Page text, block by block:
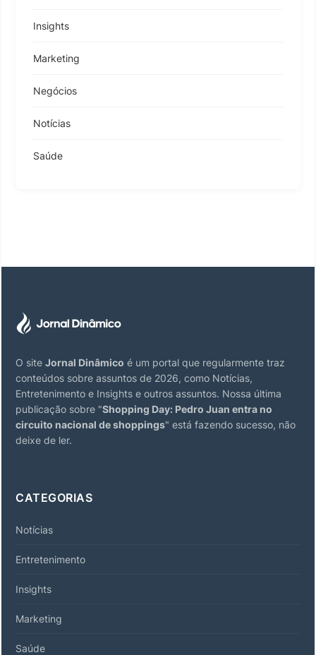
Insights
Marketing
Negócios
Notícias
Saúde
O site Jornal Dinâmico é um portal que regularmente traz
conteúdos sobre assuntos de 2026, como Notícias,
Entretenimento e Insights e outros assuntos. Nossa última
publicação sobre "Shopping Day: Pedro Juan entra no
circuito nacional de shoppings" está fazendo sucesso, não
deixe de ler.
CATEGORIAS
Notícias
Entretenimento
Insights
Marketing
Saúde